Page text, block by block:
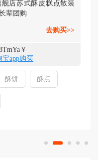
店苏式酥皮糕点散装
辈团购
去购买>>
￥
app购买
酥饼 酥点